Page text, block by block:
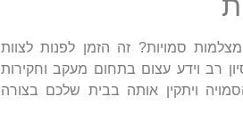
סמויות? זה הזמן לפנות לצוות
רב וידע עצום בתחום מעקב וחקירות
ויתקין אותה בבית שלכם בצורה